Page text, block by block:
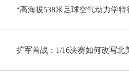
扩军首战：1/16决赛如何改写北